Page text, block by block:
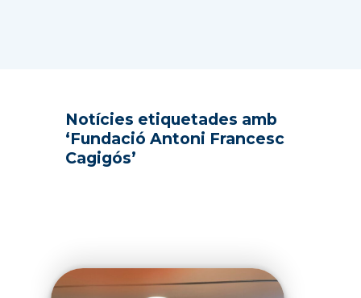
Notícies etiquetades amb
‘Fundació Antoni Francesc
Cagigós’